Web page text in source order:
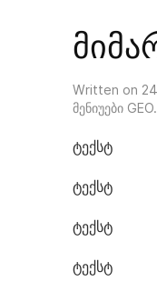
Written on
მენიუები GEO.
ტექსტ
ტექსტ
ტექსტ
ტექსტ